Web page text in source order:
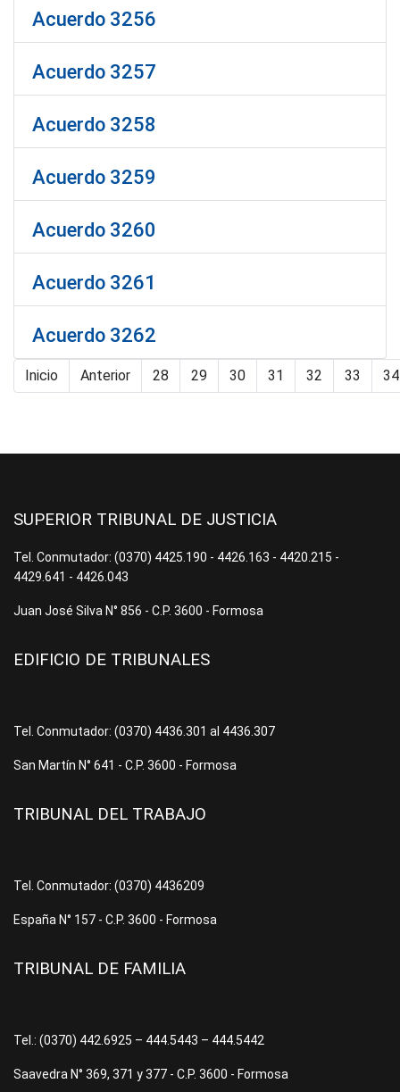
Acuerdo 3256
Acuerdo 3257
Acuerdo 3258
Acuerdo 3259
Acuerdo 3260
Acuerdo 3261
Acuerdo 3262
Página 35 de 37
Inicio Anterior 28 29 30 31 32 33 34
SUPERIOR TRIBUNAL DE JUSTICIA
Tel. Conmutador: (0370) 4425.190 - 4426.163 - 4420.215 -
4429.641 - 4426.043
Juan José Silva N° 856 - C.P. 3600 - Formosa
EDIFICIO DE TRIBUNALES
Tel. Conmutador: (0370) 4436.301 al 4436.307
San Martín N° 641 - C.P. 3600 - Formosa
TRIBUNAL DEL TRABAJO
Tel. Conmutador: (0370) 4436209
España N° 157 - C.P. 3600 - Formosa
TRIBUNAL DE FAMILIA
Tel.: (0370) 442.6925 – 444.5443 – 444.5442
Saavedra N° 369, 371 y 377 - C.P. 3600 - Formosa